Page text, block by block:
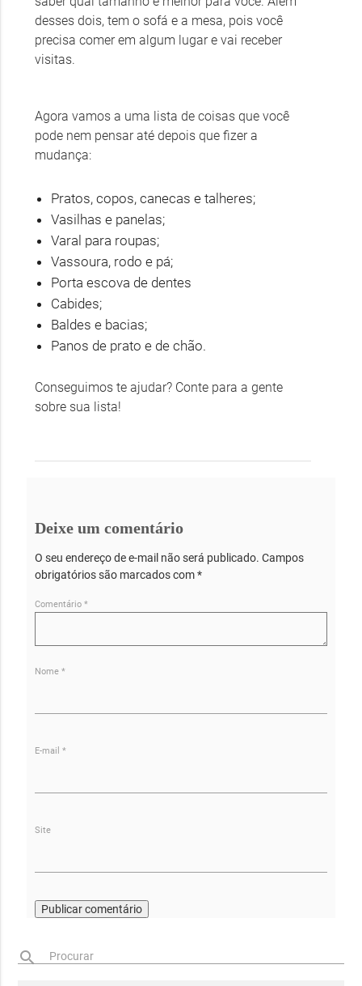
desses dois, tem o sofá e a mesa, pois você
precisa comer em algum lugar e vai receber
visitas.
Agora vamos a uma lista de coisas que você
pode nem pensar até depois que fizer a
mudança:
Pratos, copos, canecas e talheres;
Vasilhas e panelas;
Varal para roupas;
Vassoura, rodo e pá;
Porta escova de dentes
Cabides;
Baldes e bacias;
Panos de prato e de chão.
Conseguimos te ajudar? Conte para a gente
sobre sua lista!
Deixe um comentário
O seu endereço de e-mail não será publicado. Campos
obrigatórios são marcados com*
Comentário*
Nome*
E-mail*
Site
search Procurar